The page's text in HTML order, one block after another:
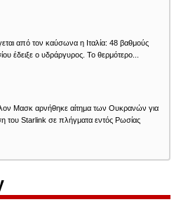
από τον καύσωνα η Ιταλία: 48 βαθμούς
έδειξε ο υδράργυρος. Το θερμότερο...
Mασκ αρνήθηκε αίτημα των Ουκρανών για
του Starlink σε πλήγματα εντός Ρωσίας